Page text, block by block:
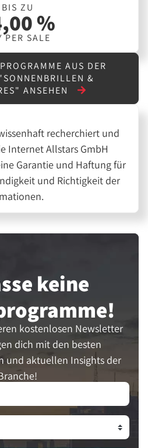
BIS ZU
%
PER SALE
AUS DER
&
ANSEHEN
recherchiert und
Internet Allstars GmbH
Garantie und Haftung für
und Richtigkeit der
keine
kostenlosen Newsletter
dich mit den besten
und aktuellen Insights der